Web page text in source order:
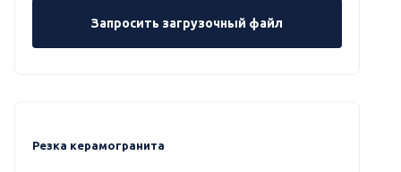
Запросить загрузочный файл
Резка керамогранита